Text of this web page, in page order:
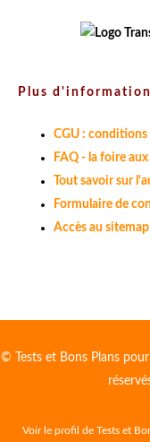
Plus
CGU :
FAQ - la foire
Tout savoir sur
Formulaire de
Accès au
© Tests et Bons Plans
Voir le profil de Tests et